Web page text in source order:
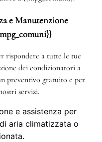
e Manutenzione
rispondere a tutte le tue
dei condizionatori a
preventivo gratuito e per
servizi.
e assistenza per
aria climatizzata o